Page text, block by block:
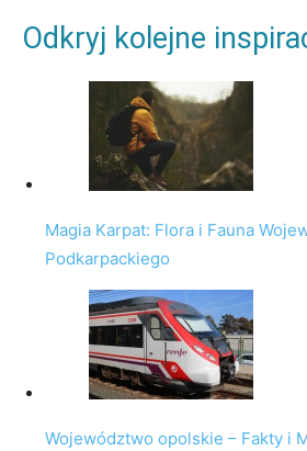
Odkryj kolejne
Magia Karpat: Flora i Fauna
Podkarpackiego
Województwo opolskie – Fakty i